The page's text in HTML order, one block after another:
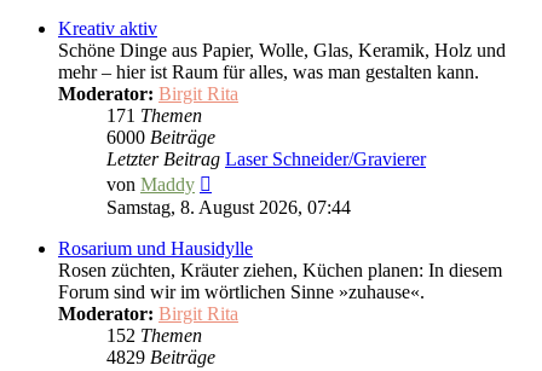
Kreativ aktiv
Schöne Dinge aus Papier, Wolle, Glas, Keramik, Holz und
mehr – hier ist Raum für alles, was man gestalten kann.
Moderator: Birgit Rita
171 Themen
6000 Beiträge
Letzter Beitrag Laser Schneider/Gravierer
von Maddy
Beitrag
Samstag, 8. August 2026, 07:44
Rosarium und Hausidylle
Rosen züchten, Kräuter ziehen, Küchen planen: In diesem
Forum sind wir im wörtlichen Sinne »zuhause«.
Moderator: Birgit Rita
152 Themen
4829 Beiträge